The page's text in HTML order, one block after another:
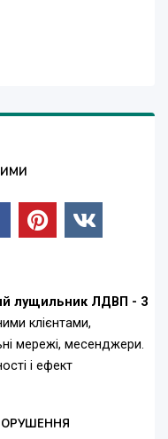
лущильник ЛДВП - 3
клієнтами,
мережі, месенджери.
і ефект